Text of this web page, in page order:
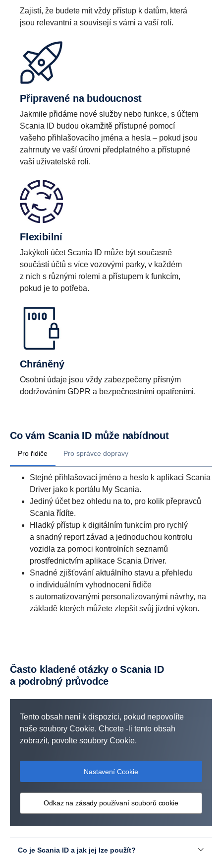
Zajistí, že budete mít vždy přístup k datům, která
jsou relevantní a souvisejí s vámi a vaší rolí.
Připravené na budoucnost
Jakmile přidáme nové služby nebo funkce, s účtem
Scania ID budou okamžitě přístupné pomocí
vašeho přihlašovacího jména a hesla – pokud jsou
zahrnuty ve vaší úrovni předplatného a přístupné
vaší uživatelské roli.
Flexibilní
Jakýkoli účet Scania ID může být současně
součástí účtů s více vozovými parky, v každém
z nich s různými rolemi a přístupem k funkcím,
pokud je to potřeba.
Chráněný
Osobní údaje jsou vždy zabezpečeny přísným
dodržováním GDPR a bezpečnostními opatřeními.
Co vám Scania ID může nabídnout
Pro řidiče Pro správce dopravy
Stejné přihlašovací jméno a heslo k aplikaci Scania
Driver jako k portálu My Scania.
Jediný účet bez ohledu na to, pro kolik přepravců
Scania řídíte.
Hladký přístup k digitálním funkcím pro rychlý
a snadný report závad a jednoduchou kontrolu
vozidla za pomoci kontrolních seznamů
prostřednictvím aplikace Scania Driver.
Snadné zjišťování aktuálního stavu a přehledu
o individuálním vyhodnocení řidiče
s automatizovanými personalizovanými návrhy, na
základě kterých můžete zlepšit svůj jízdní výkon.
Získejte přístup ke všem digitálním službám a
funkcím, které jsou součástí vašeho předplatného
Pozvěte další uživatele a spravujte přístup
k funkcím správy vozového parku v rámci služby My
Scania.
Snadná a centralizovaná správa řidičů na volné
Často kladené otázky o Scania ID
a podrobný průvodce
Tento obsah není k dispozici, pokud nepovolíte
naše soubory Cookie. Chcete -li tento obsah
zobrazit, povolte soubory Cookie.
Nastavení Cookie
Odkaz na zásady používaní souborů cookie
Co je Scania ID a jak jej lze použít?